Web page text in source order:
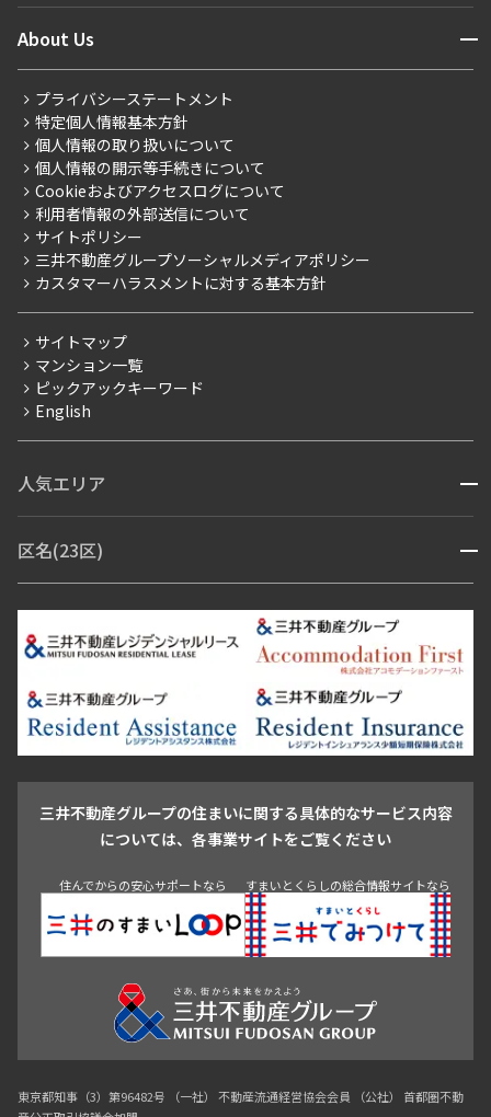
新着募集情報
こだわりから探す
こだわり一覧
プレミアムマンション
新築
当社限定（港区・渋谷区）
当社限定（港区・渋谷区以外）
三井不動産企画
賃料改定
フリーレント
ペット可
ブランドマンション
住まいのコラム
会員ページ
ご入居・提携サービス
お部屋探しからご契約まで
よくあるご質問
社宅紹介
【仲介会社様向け】当社仲介事業部取り扱い物件入居申込
About Us 開閉
会社情報
事業案内
採用情報
ニュースリリース
お問い合わせ
プライバシーステートメント
特定個人情報基本方針
個人情報の取り扱いについて
個人情報の開示等手続きについて
Cookieおよびアクセスログについて
利用者情報の外部送信について
サイトポリシー
三井不動産グループソーシャルメディアポリシー
カスタマーハラスメントに対する基本方針
サイトマップ
マンション一覧
ピックアックキーワード
English
人気エリア 開閉
青山・表参道・原宿
市ヶ谷・神楽坂・飯田橋
三田・芝・浜松町
芝浦・汐留・品川
月島・勝どき・豊洲
本郷・春日・小石川
目白・高田馬場・早稲田
池尻大橋・三軒茶屋
祐天寺・学芸大学・自由が丘
駒沢・用賀・二子玉川
成城・砧
池袋・板橋・王子
青山 渋谷 東京・大手町 新宿 品川
目黒・中目黒
区名(23区) 開閉
江東区 台東区 墨田区
中野区
豊島区
杉並区 板橋区 練馬区 荒川区
足立区
葛飾区
江戸川区
三井不動産グループの住まいに関する具体的なサービス内容
については、各事業サイトをご覧ください
住んでからの安心サポートなら すまいとくらしの総合情報サイトなら
東京都知事（3）第96482号 （一社） 不動産流通経営協会会員 （公社） 首都圏不動